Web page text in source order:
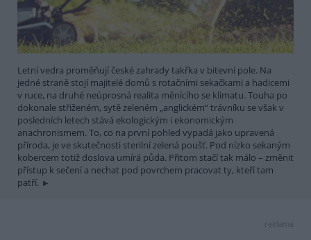
Letní vedra proměňují české zahrady takřka v bitevní pole. Na
jedné straně stojí majitelé domů s rotačními sekačkami a hadicemi
v ruce, na druhé neúprosná realita měnícího se klimatu. Touha po
dokonale střiženém, sytě zeleném „anglickém“ trávníku se však v
posledních letech stává ekologickým i ekonomickým
anachronismem. To, co na první pohled vypadá jako upravená
příroda, je ve skutečnosti sterilní zelená poušť. Pod nízko sekaným
kobercem totiž doslova umírá půda. Přitom stačí tak málo – změnit
přístup k sečení a nechat pod povrchem pracovat ty, kteří tam
patří.
reklama